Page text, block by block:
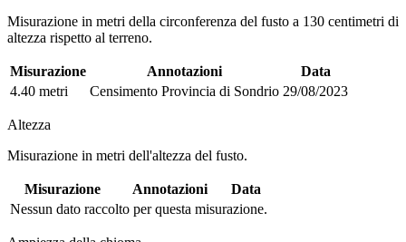
Misurazione in metri della circonferenza del fusto a 130 centimetri di
altezza rispetto al terreno.
Misurazione Annotazioni
Data
4.40 metri
Censimento Provincia di Sondrio 29/08/2023
Altezza
Misurazione in metri dell'altezza del fusto.
Misurazione Annotazioni
Data
Nessun dato raccolto per questa misurazione.